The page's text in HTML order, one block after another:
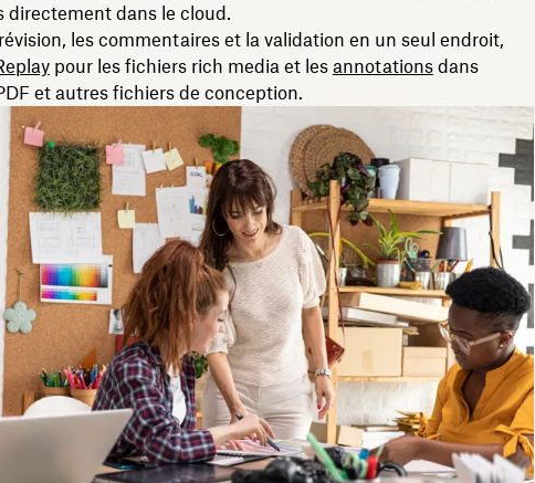
directement dans le cloud.
les commentaires et la validation en un seul endroit,
pour les fichiers rich media et les annotationsdans
et autres fichiers de conception.